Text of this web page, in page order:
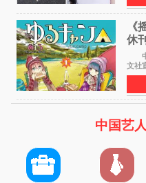
《
休
双
中国
文社
暂停
不
《
中国艺